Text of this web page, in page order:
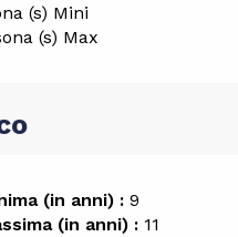
(s) Mini
(s) Max
(in anni) : 9
(in anni) : 11